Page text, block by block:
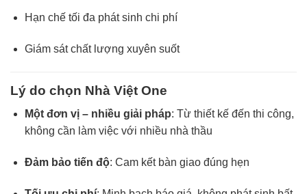
Hạn chế tối đa phát sinh chi phí
Giám sát chất lượng xuyên suốt
Lý do chọn Nhà Việt One
Một đơn vị – nhiều giải pháp: Từ thiết kế đến thi công,
không cần làm việc với nhiều nhà thầu
Đảm bảo tiến độ: Cam kết bàn giao đúng hẹn